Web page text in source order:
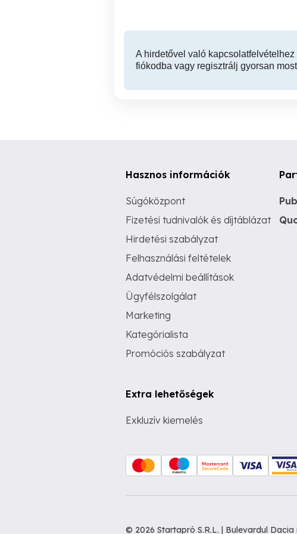
A hirdetővel való
fiókodba vagy regisztrálj gyorsan
Hasznos információk
Súgóközpont
Fizetési tudnivalók és díjtáblázat
Hirdetési szabályzat
Felhasználási feltételek
Adatvédelmi beállítások
Ügyfélszolgálat
Marketing
Kategórialista
Promóciós szabályzat
Extra lehetőségek
Exkluzív kiemelés
© 2026 Startapró S.R.L. | Bulevardul